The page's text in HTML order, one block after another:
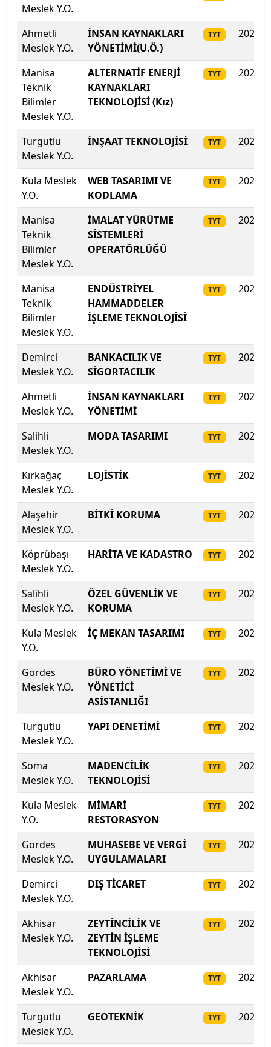
Şırnak Üniversitesi
Tarsus Üniversitesi
TED Üniversitesi
Tekirdağ Namık Kemal Üniversitesi
Tiran New York Üniversitesi
TOBB Ekonomi ve Teknoloji Üniversitesi
Tokat Gaziosmanpaşa Üniversitesi
Toros Üniversitesi
Trabzon Üniversitesi
Trakya Üniversitesi
Türk Hava Kurumu Üniversitesi
Türk-Alman Üniversitesi
Uluslararası Balkan Üniversitesi
Uluslararası Final Üniversitesi
Uluslararası Kıbrıs Üniversitesi
Uluslararası Saraybosna Üniversitesi
Uşak Üniversitesi
Üsküdar Üniversitesi
Van Yüzüncü Yıl Üniversitesi
Yakın Doğu Üniversitesi
Yalova Üniversitesi
Yaşar Üniversitesi
Yeditepe Üniversitesi
Yıldız Teknik Üniversitesi
Yozgat Bozok Üniversitesi
Yüksek İhtisas Üniversitesi
Zonguldak Bülent Ecevit Üniversitesi
Meslek Y.O.
Ahmetli
Meslek Y.O.
İNSAN KAYNAKLARI
YÖNETİMİ(U.Ö.)
TYT 2025
Manisa
Teknik
Bilimler
Meslek Y.O.
ALTERNATİF ENERJİ
KAYNAKLARI
TEKNOLOJİSİ (Kız)
TYT 2025
Turgutlu
Meslek Y.O.
İNŞAAT TEKNOLOJİSİ TYT 2025
Kula Meslek
Y.O.
WEB TASARIMI VE
KODLAMA
TYT 2025
Manisa
Teknik
Bilimler
Meslek Y.O.
İMALAT YÜRÜTME
SİSTEMLERİ
OPERATÖRLÜĞÜ
TYT 2025
Manisa
Teknik
Bilimler
Meslek Y.O.
ENDÜSTRİYEL
HAMMADDELER
İŞLEME TEKNOLOJİSİ
TYT 2025
Demirci
Meslek Y.O.
BANKACILIK VE
SİGORTACILIK
TYT 2025
Ahmetli
Meslek Y.O.
İNSAN KAYNAKLARI
YÖNETİMİ
TYT 2025
Salihli
Meslek Y.O.
MODA TASARIMI TYT 2025
Kırkağaç
Meslek Y.O.
LOJİSTİK TYT 2025
Alaşehir
Meslek Y.O.
BİTKİ KORUMA TYT 2025
Köprübaşı
Meslek Y.O.
HARİTA VE KADASTRO TYT 2025
Salihli
Meslek Y.O.
ÖZEL GÜVENLİK VE
KORUMA
TYT 2025
Kula Meslek
Y.O.
İÇ MEKAN TASARIMI TYT 2025
Gördes
Meslek Y.O.
BÜRO YÖNETİMİ VE
YÖNETİCİ
ASİSTANLIĞI
TYT 2025
Turgutlu
Meslek Y.O.
YAPI DENETİMİ TYT 2025
Soma
Meslek Y.O.
MADENCİLİK
TEKNOLOJİSİ
TYT 2025
Kula Meslek
Y.O.
MİMARİ
RESTORASYON
TYT 2025
Gördes
Meslek Y.O.
MUHASEBE VE VERGİ
UYGULAMALARI
TYT 2025
Demirci
Meslek Y.O.
DIŞ TİCARET TYT 2025
Akhisar
Meslek Y.O.
ZEYTİNCİLİK VE
ZEYTİN İŞLEME
TEKNOLOJİSİ
TYT 2025
Akhisar
Meslek Y.O.
PAZARLAMA TYT 2025
Turgutlu
Meslek Y.O.
GEOTEKNİK TYT 2025